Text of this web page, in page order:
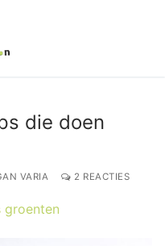
die doen
VARIA 2 REACTIES
groenten